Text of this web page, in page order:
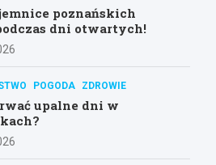
poznańskich
dni otwartych!
POGODA ZDROWIE
upalne dni w